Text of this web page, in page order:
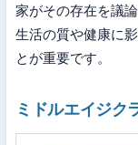
家がその存在を議
生活の質や健康に
とが重要です。
ミドルエイジク